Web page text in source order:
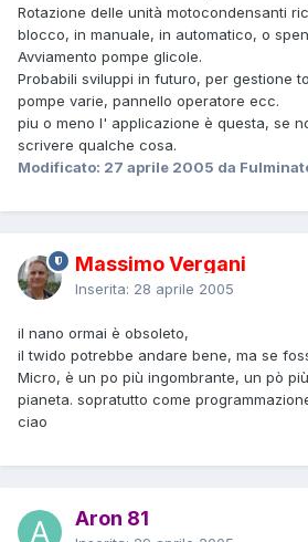
Rotazione delle unità motocondensanti
blocco, in manuale, in automatico, o
Avviamento pompe glicole.
Probabili sviluppi in futuro, per gestione
pompe varie, pannello operatore ecc.
piu o meno l' applicazione è questa, se
scrivere qualche cosa.
Modificato: 27 aprile 2005 da
Massimo Vergani
Inserita: 28 aprile 2005
il nano ormai è obsoleto,
il twido potrebbe andare bene, ma se
Micro, è un po più ingombrante, un pò
pianeta. sopratutto come
ciao
Aron 81